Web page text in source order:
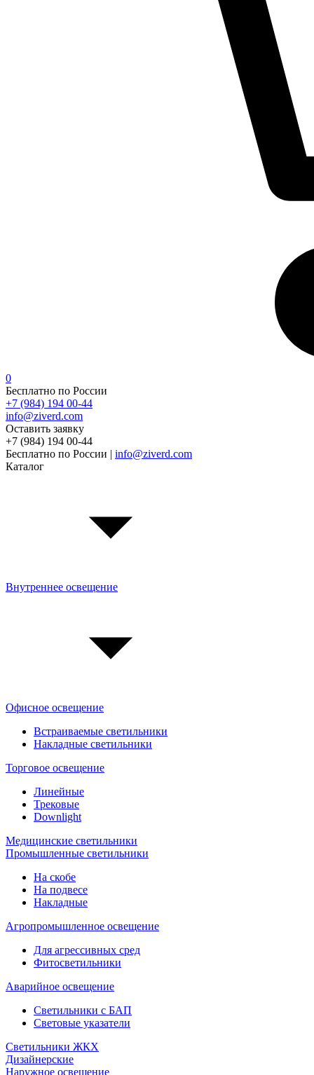
0
Бесплатно по России
+7 (984) 194 00-44
info@ziverd.com
Оставить заявку
+7 (984) 194 00-44
Бесплатно по России | info@ziverd.com
Каталог
Внутреннее освещение
Офисное освещение
Встраиваемые светильники
Накладные светильники
Торговое освещение
Линейные
Трековые
Downlight
Медицинские светильники
Промышленные светильники
На скобе
На подвесе
Накладные
Агропромышленное освещение
Для агрессивных сред
Фитосветильники
Аварийное освещение
Светильники с БАП
Световые указатели
Светильники ЖКХ
Дизайнерские
Наружное освещение